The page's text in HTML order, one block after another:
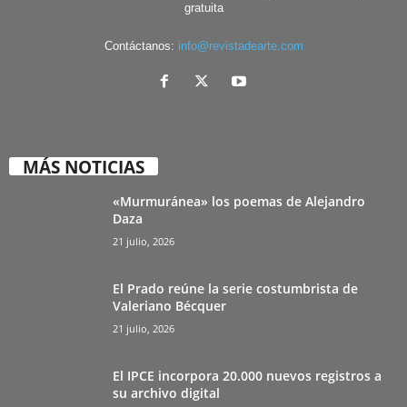
gratuita
Contáctanos: info@revistadearte.com
MÁS NOTICIAS
«Murmuránea» los poemas de Alejandro
Daza
21 julio, 2026
El Prado reúne la serie costumbrista de
Valeriano Bécquer
21 julio, 2026
El IPCE incorpora 20.000 nuevos registros a
su archivo digital